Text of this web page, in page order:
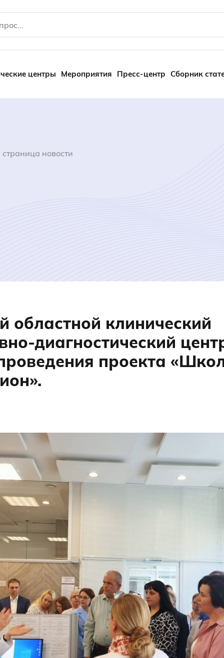
центры Мероприятия Пресс-центр Сборник
новости
областной клинический
диагностический
проекта